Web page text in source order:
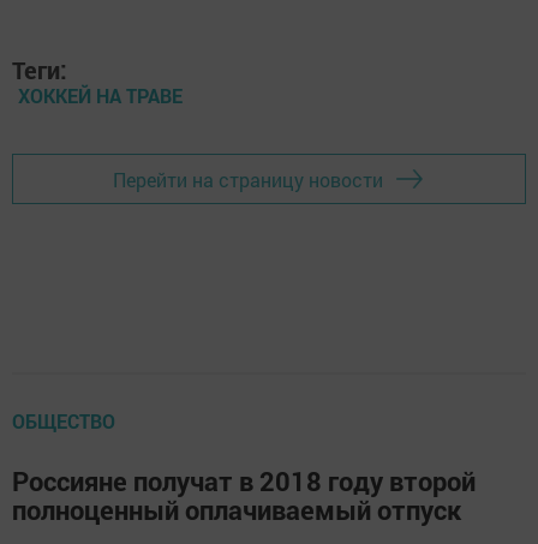
Теги:
ХОККЕЙ НА ТРАВЕ
Перейти на страницу новости
ОБЩЕСТВО
Россияне получат в 2018 году второй
полноценный оплачиваемый отпуск